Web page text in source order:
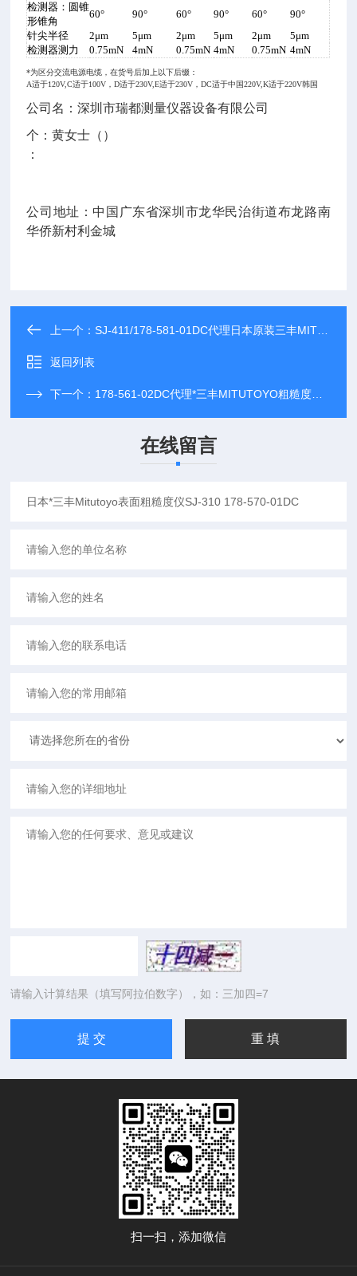
检测器：圆锥
形锥角
60° 90° 60° 90° 60°
90°
针尖半径
2μm 5μm 2μm 5μm 2μm
5μm
检测器测力
0.75mN 4mN 0.75mN 4mN 0.75mN 4mN
*为区分交流电源电缆，在货号后加上以下后缀：
A适于120V,C适于100V ，D适于230V,E适于230V ，DC适于中国220V,K适于220V韩国
公司名：深圳市瑞都测量仪器设备有限公司
个：黄女士（）
：
公司地址：中国广东省深圳市龙华民治街道布龙路南
华侨新村利金城
上一个：SJ-411/178-581-01DC代理日本原装三丰MITUTOYO粗糙度仪SJ-411/178-581-01DC
返回列表
下一个： 178-561-02DC代理*三丰MITUTOYO粗糙度仪SJ-210/178-561-02DC
在线留言
请输入计算结果（填写阿拉伯数字），如：三加四=7
扫一扫，添加微信